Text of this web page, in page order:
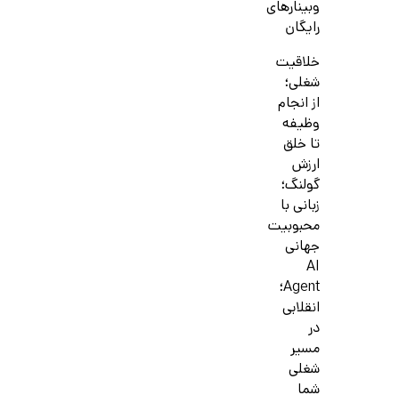
وبینارهای
رایگان
خلاقیت
شغلی؛
از انجام
وظیفه
تا خلق
ارزش
گولنگ؛
زبانی با
محبوبیت
جهانی
AI
Agent؛
انقلابی
در
مسیر
شغلی